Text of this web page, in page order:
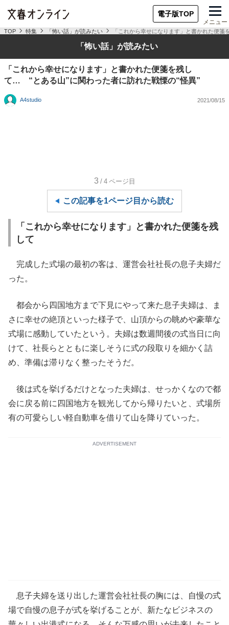
電子版TOP
メニュー
TOP 特集 「怖い話」が読みたい 「これから幸せになります」と書かれた便
「怖い話」が読みたい
「これから幸せになります」と書かれた便箋を残し
て… “とある山”に関わった者に訪れた戦慄の“怪異”
A4studio 2021/08/15
3 /4 ページ目
この記事を1ページ目から読む
「これから幸せになります」と書かれた便箋を残
して
完成した式場の最初の客は、運営会社社長の息子夫婦だ
った。
都会から四国地方まで下見にやって来た息子夫婦は、ま
さに幸せの絶頂といった様子で、山頂からの眺めや豪華な
式場に感動していたという。夫婦は数週間後の式当日に向
けて、社長らとともに楽しそうに式の段取りを細かく詰
め、準備は滞りなく整ったそうだ。
後は式を挙げるだけとなった夫婦は、せっかくなので都
会に戻る前に四国地方を観光してから帰りたいと、式場所
有の可愛らしい軽自動車を借りて山を降りていった。
ADVERTISEMENT
息子夫婦を送り出した運営会社社長の胸には、自慢の式
場で自慢の息子が式を挙げることが、新たなビジネスの